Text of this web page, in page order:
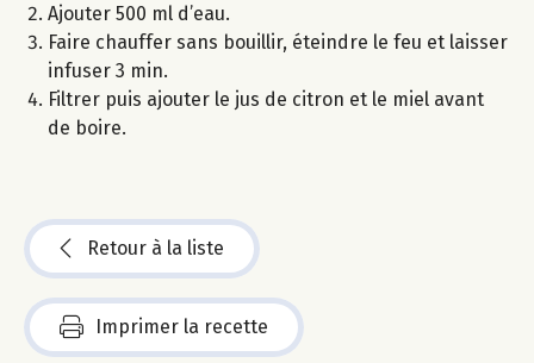
Ajouter 500 ml d’eau.
Faire chauffer sans bouillir, éteindre le feu et laisser
infuser 3 min.
Filtrer puis ajouter le jus de citron et le miel avant
de boire.
Retour à la liste
Imprimer la recette